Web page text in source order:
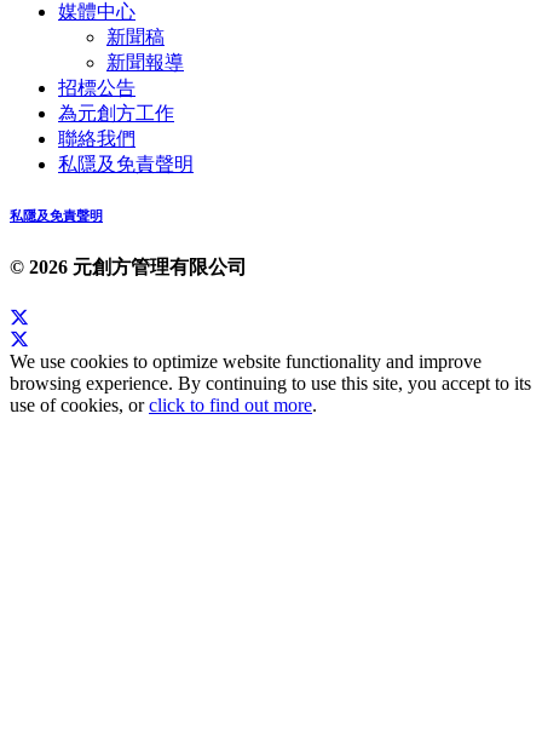
媒體中心
新聞稿
新聞報導
招標公告
為元創方工作
聯絡我們
私隱及免責聲明
私隱及免責聲明
© 2026 元創方管理有限公司
We use cookies to optimize website functionality and improve
browsing experience. By continuing to use this site, you accept to its
use of cookies, orclick to find out more.